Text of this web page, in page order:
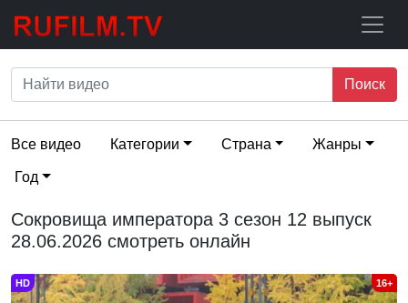
Поиск
Все видео Категории Страна Жанры
Год
Сокровища императора 3 сезон 12 выпуск
28.06.2026 смотреть онлайн
HD 16+